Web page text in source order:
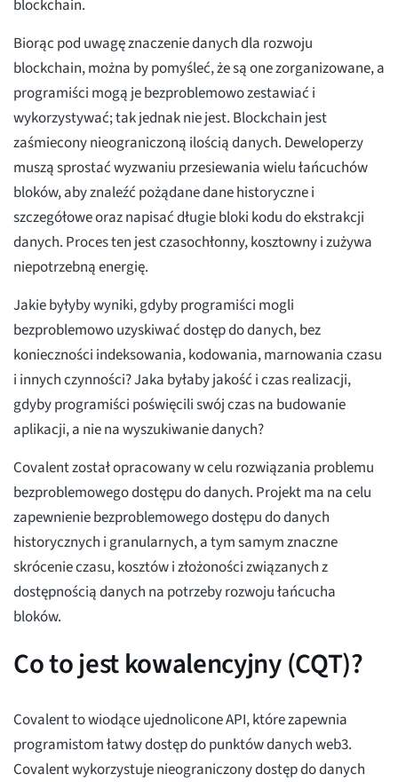
blockchain.
Biorąc pod uwagę znaczenie danych dla rozwoju
blockchain, można by pomyśleć, że są one zorganizowane, a
programiści mogą je bezproblemowo zestawiać i
wykorzystywać; tak jednak nie jest. Blockchain jest
zaśmiecony nieograniczoną ilością danych. Deweloperzy
muszą sprostać wyzwaniu przesiewania wielu łańcuchów
bloków, aby znaleźć pożądane dane historyczne i
szczegółowe oraz napisać długie bloki kodu do ekstrakcji
danych. Proces ten jest czasochłonny, kosztowny i zużywa
niepotrzebną energię.
Jakie byłyby wyniki, gdyby programiści mogli
bezproblemowo uzyskiwać dostęp do danych, bez
konieczności indeksowania, kodowania, marnowania czasu
i innych czynności? Jaka byłaby jakość i czas realizacji,
gdyby programiści poświęcili swój czas na budowanie
aplikacji, a nie na wyszukiwanie danych?
Covalent został opracowany w celu rozwiązania problemu
bezproblemowego dostępu do danych. Projekt ma na celu
zapewnienie bezproblemowego dostępu do danych
historycznych i granularnych, a tym samym znaczne
skrócenie czasu, kosztów i złożoności związanych z
dostępnością danych na potrzeby rozwoju łańcucha
bloków.
Co to jest kowalencyjny (CQT)?
Covalent to wiodące ujednolicone API, które zapewnia
programistom łatwy dostęp do punktów danych web3.
Covalent wykorzystuje nieograniczony dostęp do danych